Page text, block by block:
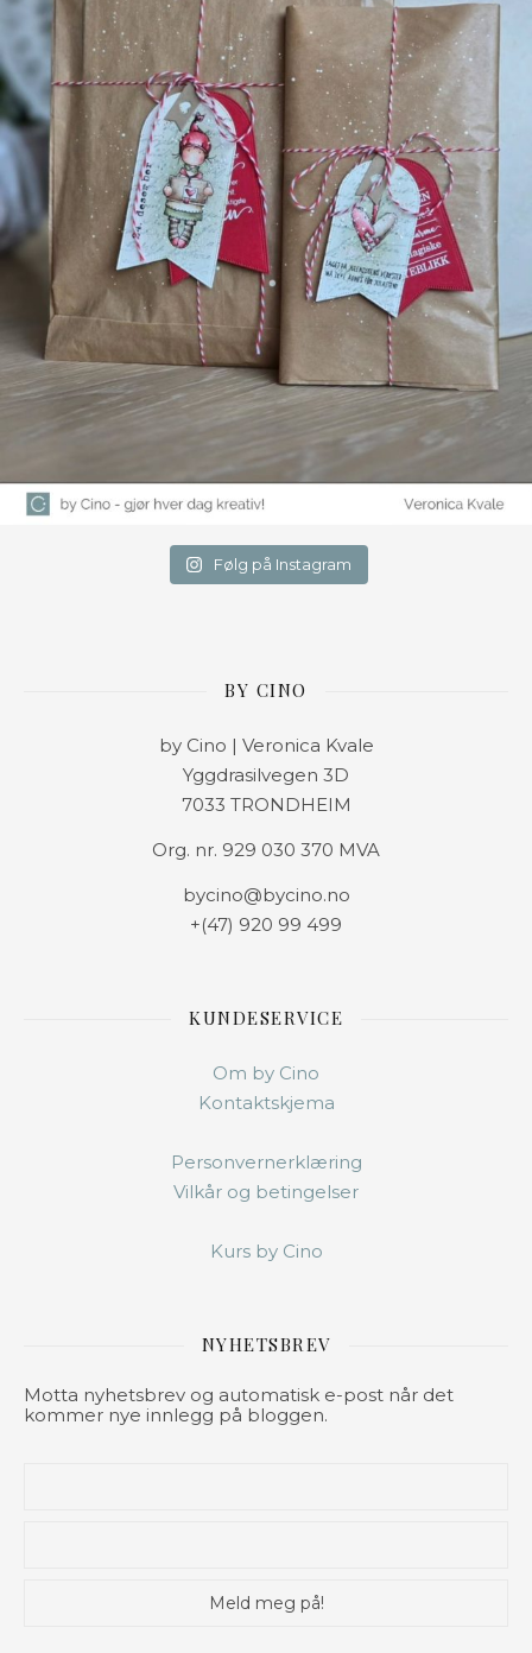
Følg på Instagram
BY CINO
by Cino | Veronica Kvale
Yggdrasilvegen 3D
7033 TRONDHEIM
Org. nr. 929 030 370 MVA
bycino@bycino.no
+(47) 920 99 499
KUNDESERVICE
Om by Cino
Kontaktskjema
Personvernerklæring
Vilkår og betingelser
Kurs by Cino
NYHETSBREV
Motta nyhetsbrev og automatisk e-post når det
kommer nye innlegg på bloggen.